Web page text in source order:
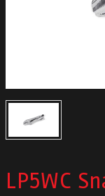
LP5WC